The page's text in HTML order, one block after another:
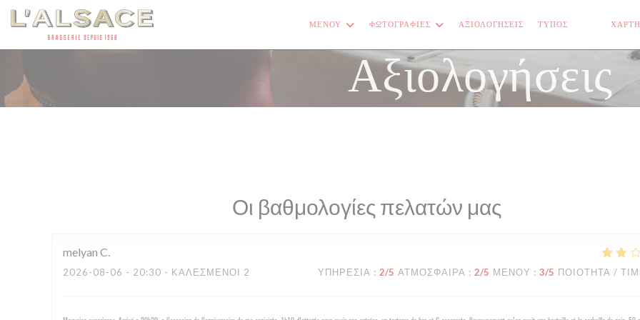
Πίνακας διαχείρισης "Μπισκότων" (Cookies)
ΜΕΝΟΎ ΦΩΤΟΓΡΑΦΊΕΣ ΑΞΙΟΛΟΓΉΣΕΙΣ
ΤΎΠΟΣ
Αξιολογήσεις
Οι βαθμολογίες πελατών μας
melyan C
2026-08-06 - 20:30 - ΚΑΛΕΣΜΈΝΟΙ 2 ΥΠΗΡΕΣΊΑ : 2/5 ΑΤΜΌΣΦΑΙΡΑ : 2/5 ΜΕΝΟΎ : 3/5 ΠΟΙΌΤΗΤΑ /